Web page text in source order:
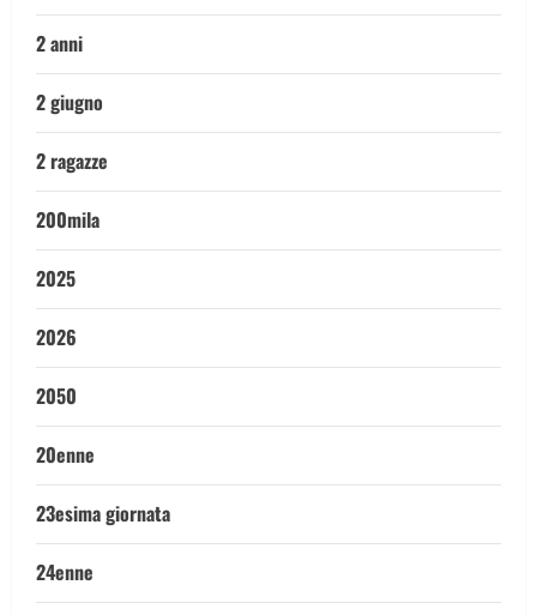
2 anni
2 giugno
2 ragazze
200mila
2025
2026
2050
20enne
23esima giornata
24enne